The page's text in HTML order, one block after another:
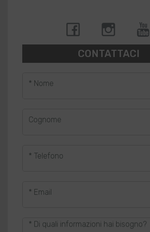
CONTATTACI
* Nome
Cognome
* Telefono
* Email
* Di quali informazioni hai bisogno?